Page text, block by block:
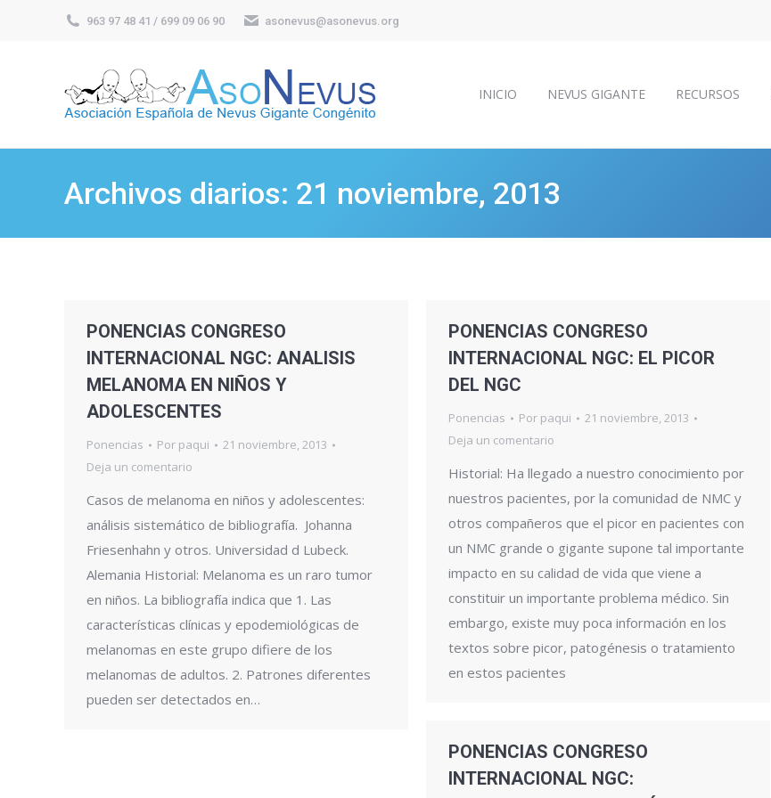
963 97 48 41 / 699 09 06 90 asonevus@asonevus.org
INICIO NEVUS GIGANTE RECURSOS
Archivos diarios: 21 noviembre, 2013
PONENCIAS CONGRESO
INTERNACIONAL NGC: ANALISIS
MELANOMA EN NIÑOS Y
ADOLESCENTES
Ponencias Por paqui
21 noviembre, 2013
Deja un comentario
Casos de melanoma en niños y adolescentes:
análisis sistemático de bibliografía. Johanna
Friesenhahn y otros. Universidad d Lubeck.
Alemania Historial: Melanoma es un raro tumor
en niños. La bibliografía indica que 1. Las
características clínicas y epodemiológicas de
melanomas en este grupo difiere de los
melanomas de adultos. 2. Patrones diferentes
pueden ser detectados en…
PONENCIAS CONGRESO
INTERNACIONAL NGC: EL PICOR
DEL NGC
Ponencias Por paqui
21 noviembre, 2013
Deja un comentario
Historial: Ha llegado a nuestro conocimiento por
nuestros pacientes, por la comunidad de NMC y
otros compañeros que el picor en pacientes con
un NMC grande o gigante supone tal importante
impacto en su calidad de vida que viene a
constituir un importante problema médico. Sin
embargo, existe muy poca información en los
textos sobre picor, patogénesis o tratamiento
en estos pacientes
PONENCIAS CONGRESO
INTERNACIONAL NGC: